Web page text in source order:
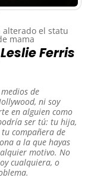
alterado el statu
mama
Leslie Ferris
de
ni soy
en alguien como
ser tú: tu hija,
compañera de
a la que hayas
motivo. No
cualquiera, o